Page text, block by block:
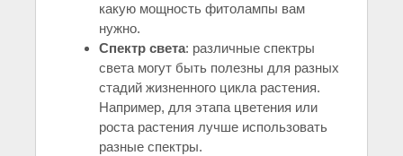
какую мощность фитолампы вам
нужно.
Спектр света: различные спектры
света могут быть полезны для разных
стадий жизненного цикла растения.
Например, для этапа цветения или
роста растения лучше использовать
разные спектры.